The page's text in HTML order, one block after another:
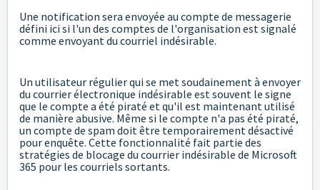
Une notification sera envoyée au compte de messagerie
défini ici si l'un des comptes de l'organisation est signalé
comme envoyant du courriel indésirable.
Un utilisateur régulier qui se met soudainement à envoyer
du courrier électronique indésirable est souvent le signe
que le compte a été piraté et qu'il est maintenant utilisé
de manière abusive. Même si le compte n'a pas été piraté,
un compte de spam doit être temporairement désactivé
pour enquête. Cette fonctionnalité fait partie des
stratégies de blocage du courrier indésirable de Microsoft
365 pour les courriels sortants.